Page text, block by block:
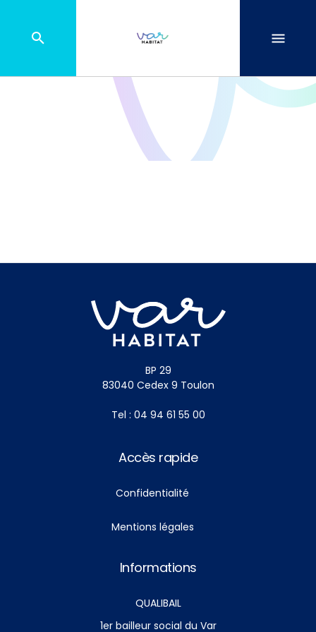
BP 29
83040 Cedex 9 Toulon
Tel : 04 94 61 55 00
Accès rapide
Confidentialité
Mentions légales
Informations
QUALIBAIL
1er bailleur social du Var